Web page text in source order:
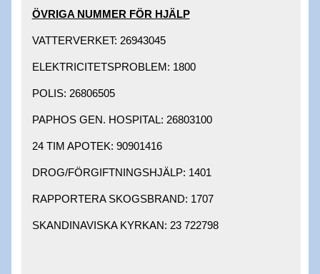
ÖVRIGA NUMMER FÖR HJÄLP​
VATTERVERKET: 26943045 ​
ELEKTRICITETSPROBLEM: 1800 ​
POLIS: 26806505 ​
PAPHOS GEN. HOSPITAL: 26803100 ​
24 TIM APOTEK: 90901416 ​
DROG/FÖRGIFTNINGSHJÄLP: 1401 ​
RAPPORTERA SKOGSBRAND: 1707 ​
SKANDINAVISKA KYRKAN: 23 722798 ​